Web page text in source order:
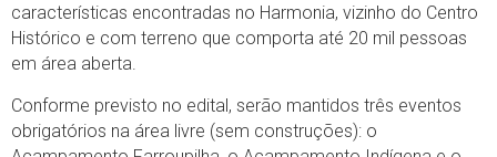
características encontradas no Harmonia, vizinho do Centro
Histórico e com terreno que comporta até 20 mil pessoas
em área aberta.
Conforme previsto no edital, serão mantidos três eventos
obrigatórios na área livre (sem construções): o